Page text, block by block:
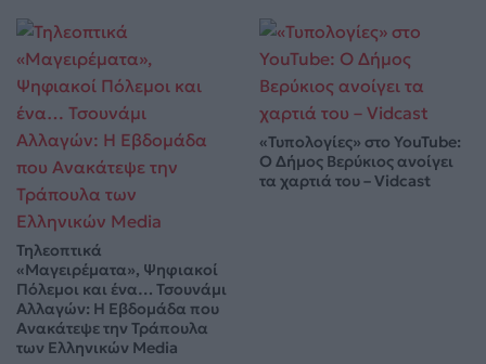
Τηλεοπτικά
«Μαγειρέματα», Ψηφιακοί
Πόλεμοι και ένα… Τσουνάμι
Αλλαγών: Η Εβδομάδα που
Ανακάτεψε την Τράπουλα
των Ελληνικών Media
«Τυπολογίες» στο YouTube:
Ο Δήμος Βερύκιος ανοίγει
τα χαρτιά του – Vidcast